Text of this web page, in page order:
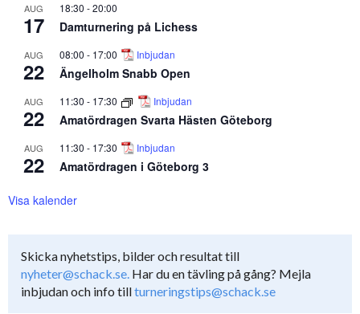
AUG
17
18:30 -20:00
Damturnering på Lichess
AUG
22
08:00 - 17:00 Inbjudan
Ängelholm Snabb Open
AUG
22
11:30 - 17:30 Inbjudan
Amatördragen Svarta Hästen Göteborg
AUG
22
11:30 - 17:30 Inbjudan
Amatördragen i Göteborg 3
Visa kalender
Skicka nyhetstips, bilder och resultat till
nyheter@schack.se. Har du en tävling på gång? Mejla
inbjudan och info tillturneringstips@schack.se